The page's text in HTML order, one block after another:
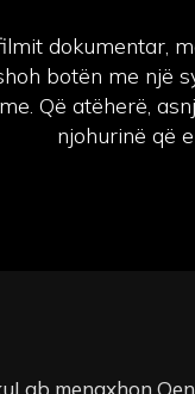
dokumentar,
botën me një
Që atëherë,
njohurinë që
menaxhon